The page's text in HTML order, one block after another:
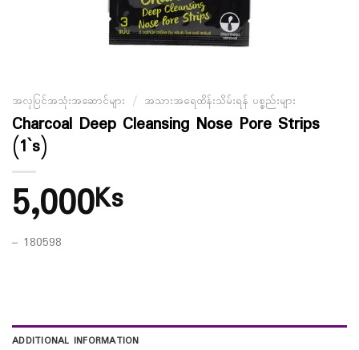
အလှပြင်အသုံးအဆောင်များ / အသားအရေထိန်းသိမ်းရန် ပစ္စည်းများ
Charcoal Deep Cleansing Nose Pore Strips
(1`s)
5,000Ks
– 180598
ADDITIONAL INFORMATION